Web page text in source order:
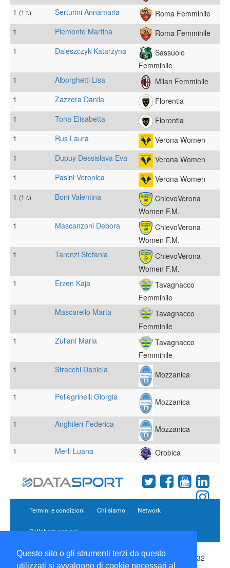
Questo sito o gli strumenti terzi da questo
utilizzati si avvalgono di cookie necessari al
1 (1 r.) Serturini Annamaria
Roma Femminile
1
Piemonte Martina
Roma Femminile
1
Daleszczyk Katarzyna
Sassuolo
Femminile
1
Alborghetti Lisa
Milan Femminile
1
Zazzera Danila
Florentia
1
Tona Elisabetta
Florentia
1
Rus Laura
Verona Women
1
Dupuy Dessislava Eva
Verona Women
1
Pasini Veronica
Verona Women
1 (1 r.) Boni Valentina
ChievoVerona
Women F.M.
1
Mascanzoni Debora
ChievoVerona
Women F.M.
1
Tarenzi Stefania
ChievoVerona
Women F.M.
1
Erzen Kaja
Tavagnacco
Femminile
1
Mascarello Marta
Tavagnacco
Femminile
1
Zuliani Maria
Tavagnacco
Femminile
1
Stracchi Daniela
Mozzanica
1 Pellegrinelli Giorgia
Mozzanica
1 Anghileri Federica
Mozzanica
1 Merli Luana Orobica
Termini e condizioni Chi siamo Network
Collabora con noi
Copyright 1995-2026 ©Wise SrlVia Palmanova 8 20132